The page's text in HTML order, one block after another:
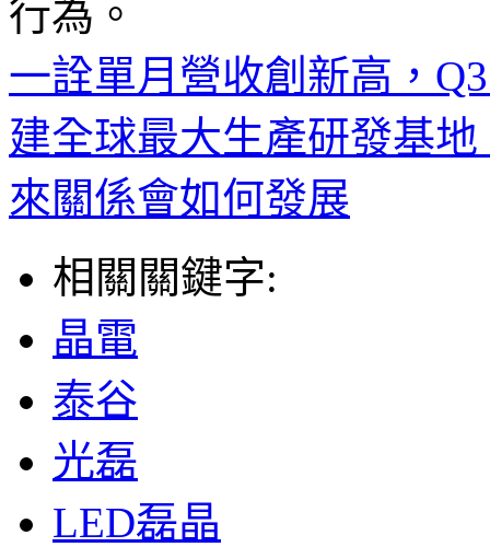
行為。
一詮單月營收創新高，
建全球最大生產研發基
來關係會如何發展
相關關鍵字:
晶電
泰谷
光磊
LED磊晶